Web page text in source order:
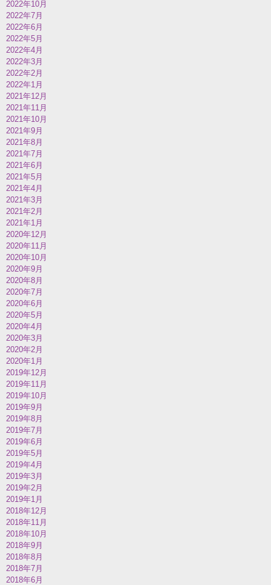
2022年10月
2022年7月
2022年6月
2022年5月
2022年4月
2022年3月
2022年2月
2022年1月
2021年12月
2021年11月
2021年10月
2021年9月
2021年8月
2021年7月
2021年6月
2021年5月
2021年4月
2021年3月
2021年2月
2021年1月
2020年12月
2020年11月
2020年10月
2020年9月
2020年8月
2020年7月
2020年6月
2020年5月
2020年4月
2020年3月
2020年2月
2020年1月
2019年12月
2019年11月
2019年10月
2019年9月
2019年8月
2019年7月
2019年6月
2019年5月
2019年4月
2019年3月
2019年2月
2019年1月
2018年12月
2018年11月
2018年10月
2018年9月
2018年8月
2018年7月
2018年6月